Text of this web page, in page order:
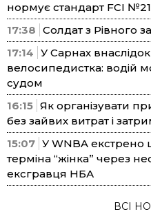
нормує стандарт FCI
17:38 Солдат з Рівного
17:14 У Сарнах
велосипедистка: водій
судом
16:15 Як організувати
без зайвих витрат і
15:07 У WNBA екстрено
терміна “жінка” через
ексгравця НБА
ВСІ